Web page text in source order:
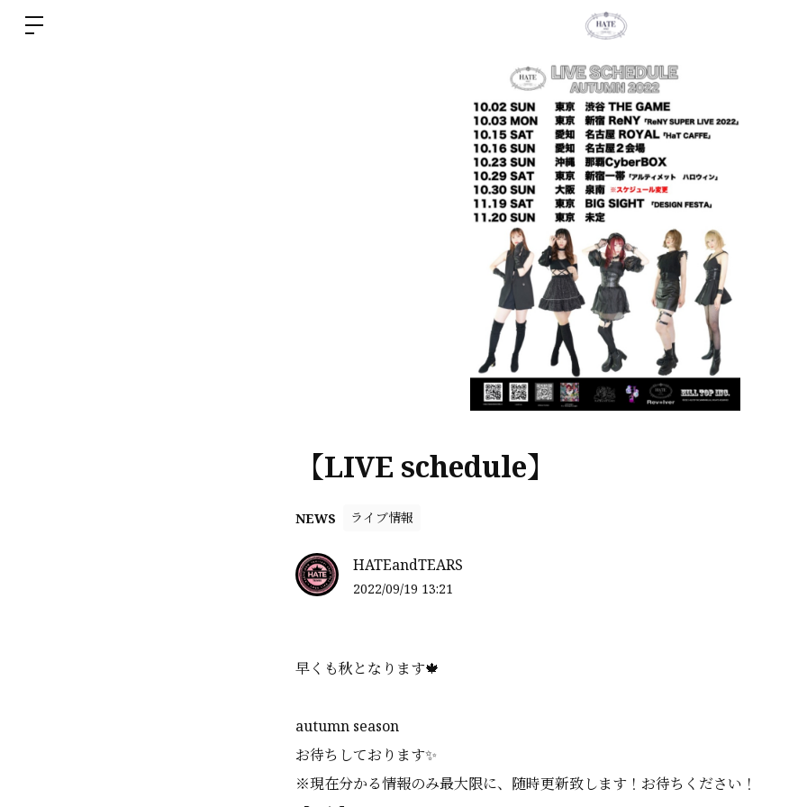
【LIVE schedule】
NEWS ライブ情報
HATEandTEARS
2022/09/19 13:21
早くも秋となります🍁
autumn season
お待ちしております✨
※現在分かる情報のみ最大限に、随時更新致します！お待ちください！